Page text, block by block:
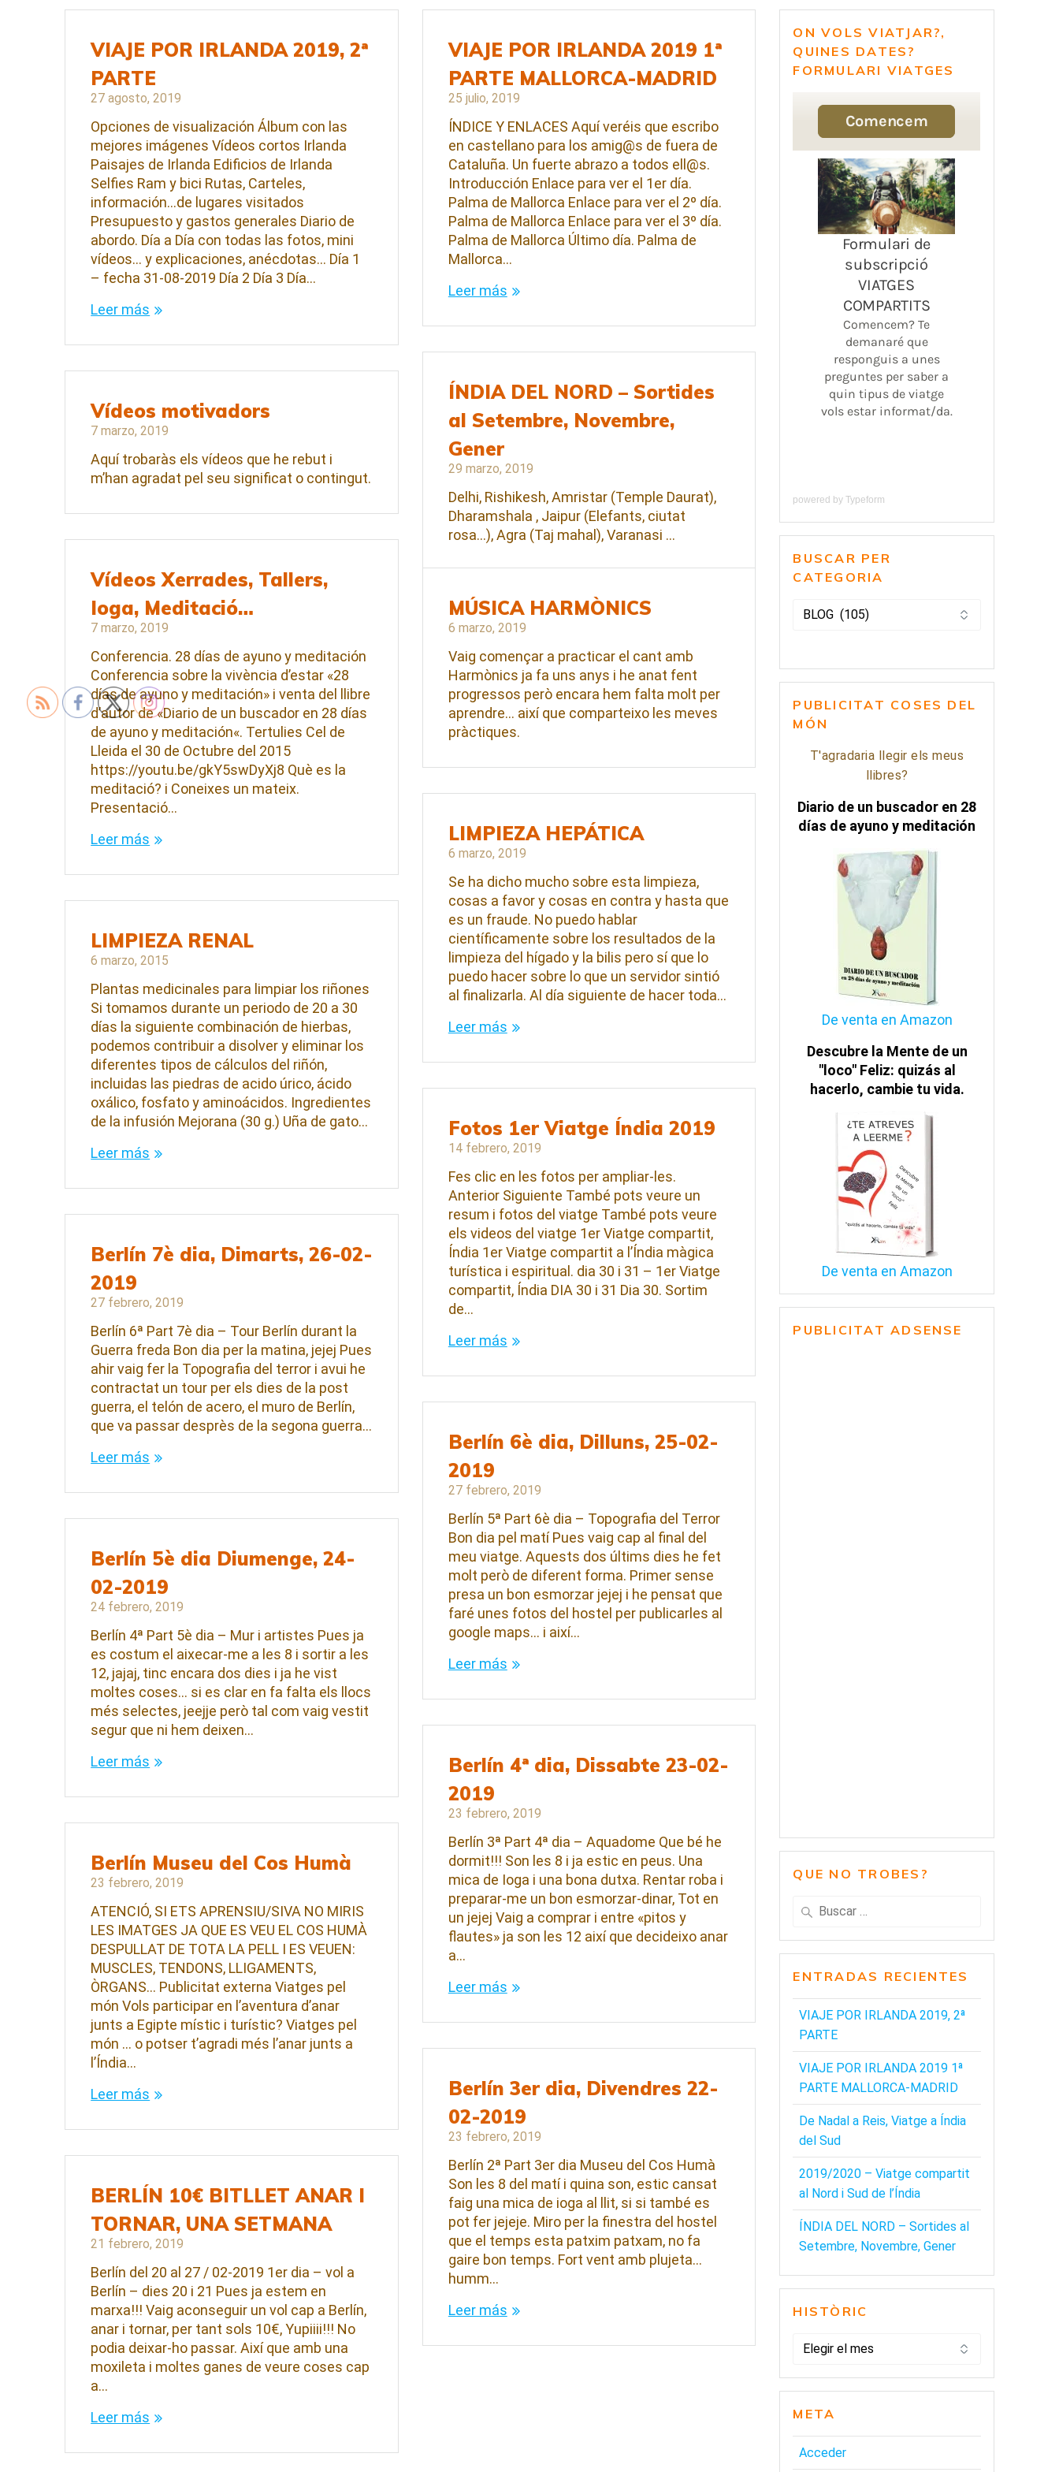
VIAJE POR IRLANDA 2019, 2ª
PARTE
27 agosto, 2019
Opciones de visualización Álbum con las
mejores imágenes Vídeos cortos Irlanda
Paisajes de Irlanda Edificios de Irlanda
Selfies Ram y bici Rutas, Carteles,
información…de lugares visitados
Presupuesto y gastos generales Diario de
abordo. Día a Día con todas las fotos, mini
vídeos… y explicaciones, anécdotas… Día 1
– fecha 31-08-2019 Día 2 Día 3 Día…
Leer más
VIAJE POR IRLANDA 2019 1ª
PARTE MALLORCA-MADRID
25 julio, 2019
ÍNDICE Y ENLACES Aquí veréis que escribo
en castellano para los amig@s de fuera de
Cataluña. Un fuerte abrazo a todos ell@s.
Introducción Enlace para ver el 1er día.
Palma de Mallorca Enlace para ver el 2º día.
Palma de Mallorca Enlace para ver el 3º día.
Palma de Mallorca Último día. Palma de
Mallorca…
Leer más
ÍNDIA DEL NORD – Sortides
al Setembre, Novembre,
Gener
29 marzo, 2019
Delhi, Rishikesh, Amristar (Temple Daurat),
Dharamshala , Jaipur (Elefants, ciutat
rosa…), Agra (Taj mahal), Varanasi …
Vídeos motivadors
7 marzo, 2019
Aquí trobaràs els vídeos que he rebut i
m’han agradat pel seu significat o contingut.
Vídeos Xerrades, Tallers,
Ioga, Meditació…
7 marzo, 2019
Conferencia. 28 días de ayuno y meditación
Conferencia sobre la vivència d’estar «28
días de ayuno y meditación» i venta del llibre
d’autor de «Diario de un buscador en 28 días
de ayuno y meditación«. Tertulies Cel de
Lleida el 30 de Octubre del 2015
https://youtu.be/gkY5swDyXj8 Què es la
meditació? i Coneixes un mateix.
Presentació…
Leer más
MÚSICA HARMÒNICS
6 marzo, 2019
Vaig començar a practicar el cant amb
Harmònics ja fa uns anys i he anat fent
progressos però encara hem falta molt per
aprendre… així que comparteixo les meves
pràctiques.
LIMPIEZA HEPÁTICA
6 marzo, 2019
Se ha dicho mucho sobre esta limpieza,
cosas a favor y cosas en contra y hasta que
es un fraude. No puedo hablar
científicamente sobre los resultados de la
limpieza del hígado y la bilis pero sí que lo
puedo hacer sobre lo que un servidor sintió
al finalizarla. Al día siguiente de hacer toda…
Leer más
LIMPIEZA RENAL
6 marzo, 2015
Plantas medicinales para limpiar los riñones
Si tomamos durante un periodo de 20 a 30
días la siguiente combinación de hierbas,
podemos contribuir a disolver y eliminar los
diferentes tipos de cálculos del riñón,
incluidas las piedras de acido úrico, ácido
oxálico, fosfato y aminoácidos. Ingredientes
de la infusión Mejorana (30 g.) Uña de gato…
Leer más
Fotos 1er Viatge Índia 2019
14 febrero, 2019
Fes clic en les fotos per ampliar-les.
Anterior Siguiente També pots veure un
resum i fotos del viatge També pots veure
els videos del viatge 1er Viatge compartit,
Índia 1er Viatge compartit a l’Índia màgica
turística i espiritual. dia 30 i 31 – 1er Viatge
compartit, Índia DIA 30 i 31 Dia 30. Sortim
de…
Leer más
Berlín 7è dia, Dimarts, 26-02-
2019
27 febrero, 2019
Berlín 6ª Part 7è dia – Tour Berlín durant la
Guerra freda Bon dia per la matina, jejej Pues
ahir vaig fer la Topografia del terror i avui he
contractat un tour per els dies de la post
guerra, el telón de acero, el muro de Berlín,
que va passar desprès de la segona guerra…
Leer más
Berlín 6è dia, Dilluns, 25-02-
2019
27 febrero, 2019
Berlín 5ª Part 6è dia – Topografia del Terror
Bon dia pel matí Pues vaig cap al final del
meu viatge. Aquests dos últims dies he fet
molt però de diferent forma. Primer sense
presa un bon esmorzar jejej i he pensat que
faré unes fotos del hostel per publicarles al
google maps… i així…
Leer más
Berlín 5è dia Diumenge, 24-
02-2019
24 febrero, 2019
Berlín 4ª Part 5è dia – Mur i artistes Pues ja
es costum el aixecar-me a les 8 i sortir a les
12, jajaj, tinc encara dos dies i ja he vist
moltes coses… si es clar en fa falta els llocs
més selectes, jeejje però tal com vaig vestit
segur que ni hem deixen…
Leer más
Berlín 4ª dia, Dissabte 23-02-
2019
23 febrero, 2019
Berlín 3ª Part 4ª dia – Aquadome Que bé he
dormit!!! Son les 8 i ja estic en peus. Una
mica de Ioga i una bona dutxa. Rentar roba i
preparar-me un bon esmorzar-dinar, Tot en
un jejej Vaig a comprar i entre «pitos y
flautes» ja son les 12 així que decideixo anar
a…
Leer más
Berlín Museu del Cos Humà
23 febrero, 2019
ATENCIÓ, SI ETS APRENSIU/SIVA NO MIRIS
LES IMATGES JA QUE ES VEU EL COS HUMÀ
DESPULLAT DE TOTA LA PELL I ES VEUEN:
MUSCLES, TENDONS, LLIGAMENTS,
ÒRGANS… Publicitat externa Viatges pel
món Vols participar en l’aventura d’anar
junts a Egipte místic i turístic? Viatges pel
món … o potser t’agradi més l’anar junts a
l’Índia…
Leer más
Berlín 3er dia, Divendres 22-
02-2019
23 febrero, 2019
Berlín 2ª Part 3er dia Museu del Cos Humà
Son les 8 del matí i quina son, estic cansat
faig una mica de ioga al llit, si si també es
pot fer jejeje. Miro per la finestra del hostel
que el temps esta patxim patxam, no fa
gaire bon temps. Fort vent amb plujeta…
humm…
Leer más
BERLÍN 10€ BITLLET ANAR I
TORNAR, UNA SETMANA
21 febrero, 2019
Berlín del 20 al 27 / 02-2019 1er dia – vol a
Berlín – dies 20 i 21 Pues ja estem en
marxa!!! Vaig aconseguir un vol cap a Berlín,
anar i tornar, per tant sols 10€, Yupiiii!!! No
podia deixar-ho passar. Així que amb una
moxileta i moltes ganes de veure coses cap
a…
Leer más
ON VOLS VIATJAR?,
QUINES DATES?
FORMULARI VIATGES
powered byTypeform
BUSCAR PER
CATEGORIA
BUSCAR
PUBLICITAT COSES DEL
MÓN
T'agradaria llegir els meus
llibres?
Diario de un buscador en 28
días de ayuno y meditación
De venta en Amazon
Descubre la Mente de un
"loco" Feliz: quizás al
hacerlo, cambie tu vida.
De venta en Amazon
PUBLICITAT ADSENSE
QUE NO TROBES?
Buscar:
ENTRADAS RECIENTES
VIAJE POR IRLANDA 2019, 2ª
PARTE
VIAJE POR IRLANDA 2019 1ª
PARTE MALLORCA-MADRID
De Nadal a Reis, Viatge a Índia
del Sud
2019/2020 – Viatge compartit
al Nord i Sud de l’Índia
ÍNDIA DEL NORD – Sortides al
Setembre, Novembre, Gener
HISTÒRIC
HISTÒRIC
META
Acceder